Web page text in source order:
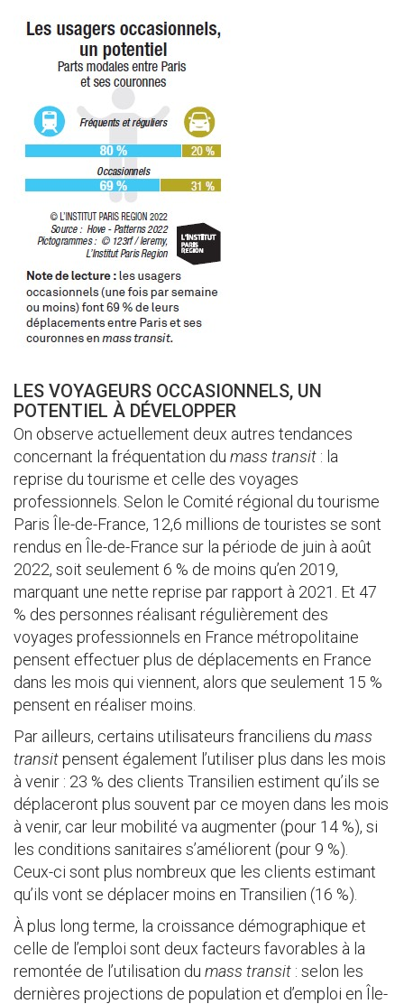
LES VOYAGEURS OCCASIONNELS, UN
POTENTIEL À DÉVELOPPER
On observe actuellement deux autres tendances
concernant la fréquentation du mass transit : la
reprise du tourisme et celle des voyages
professionnels. Selon le Comité régional du tourisme
Paris Île-de-France, 12,6 millions de touristes se sont
rendus en Île-de-France sur la période de juin à août
2022, soit seulement 6 % de moins qu’en 2019,
marquant une nette reprise par rapport à 2021. Et 47
% des personnes réalisant régulièrement des
voyages professionnels en France métropolitaine
pensent effectuer plus de déplacements en France
dans les mois qui viennent, alors que seulement 15 %
pensent en réaliser moins.
Par ailleurs, certains utilisateurs franciliens du mass
transitpensent également l’utiliser plus dans les mois
à venir : 23 % des clients Transilien estiment qu’ils se
déplaceront plus souvent par ce moyen dans les mois
à venir, car leur mobilité va augmenter (pour 14 %), si
les conditions sanitaires s’améliorent (pour 9 %).
Ceux-ci sont plus nombreux que les clients estimant
qu’ils vont se déplacer moins en Transilien (16 %).
À plus long terme, la croissance démographique et
celle de l’emploi sont deux facteurs favorables à la
remontée de l’utilisation du mass transit : selon les
dernières projections de population et d’emploi en Île-